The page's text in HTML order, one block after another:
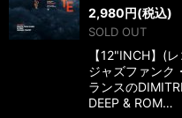
2,980円(税込)
SOLD OUT
【12"INCH】(
ジャズファンク
ランスの
DEEP & ROM…